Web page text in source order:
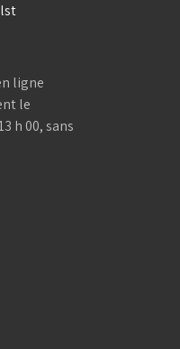
ligne
le
h 00, sans